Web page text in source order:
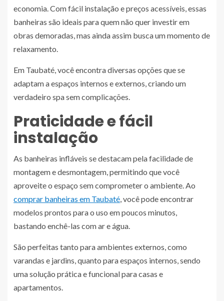
economia. Com fácil instalação e preços acessíveis, essas
banheiras são ideais para quem não quer investir em
obras demoradas, mas ainda assim busca um momento de
relaxamento.
Em Taubaté, você encontra diversas opções que se
adaptam a espaços internos e externos, criando um
verdadeiro spa sem complicações.
Praticidade e fácil
instalação
As banheiras infláveis se destacam pela facilidade de
montagem e desmontagem, permitindo que você
aproveite o espaço sem comprometer o ambiente. Ao
comprar banheiras em Taubaté, você pode encontrar
modelos prontos para o uso em poucos minutos,
bastando enchê-las com ar e água.
São perfeitas tanto para ambientes externos, como
varandas e jardins, quanto para espaços internos, sendo
uma solução prática e funcional para casas e
apartamentos.